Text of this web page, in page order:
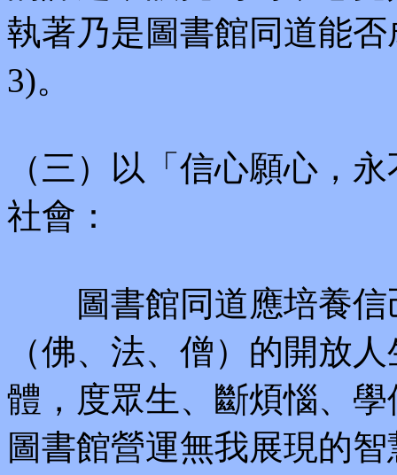
執著乃是圖書館同道能
3)。
（三）以「信心願心，
社會：
圖書館同道應培養信
（佛、法、僧）的開放
體，度眾生、斷煩惱、
圖書館營運無我展現的